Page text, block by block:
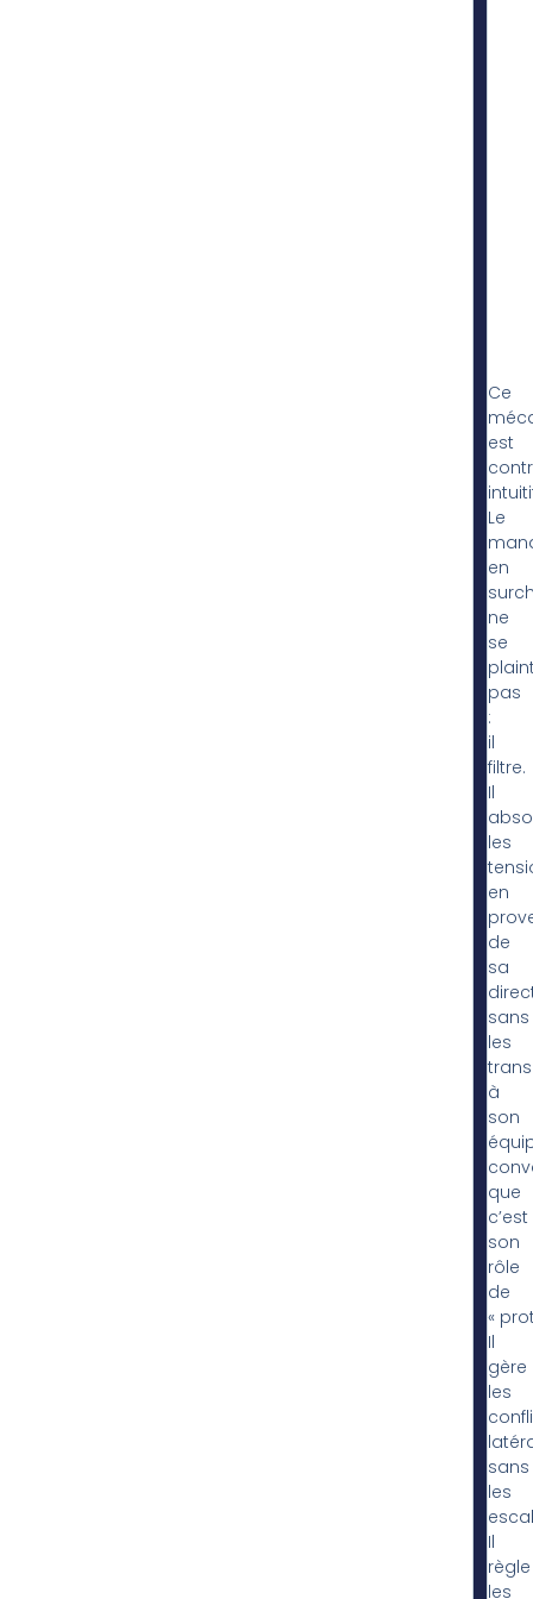
Ce
est
Le
en
ne
se
pas
:
il
filtre.
Il
les
en
de
sa
sans
les
à
son
que
c’est
son
rôle
de
«
Il
gère
les
sans
les
Il
règle
les